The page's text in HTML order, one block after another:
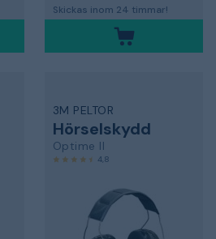
Skickas inom 24 timmar!
3M PELTOR
Hörselskydd
Optime II
4,8